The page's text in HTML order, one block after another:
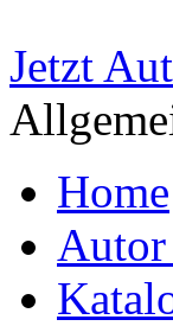
Jetzt
Home
Autor